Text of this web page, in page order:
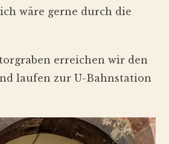
wäre gerne durch die
erreichen wir den
laufen zur U-Bahnstation